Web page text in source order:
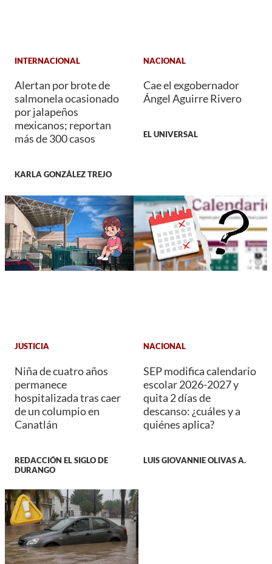
INTERNACIONAL
Alertan por brote de
salmonela ocasionado
por jalapeños
mexicanos; reportan
más de 300 casos
KARLA GONZÁLEZ TREJO
NACIONAL
Cae el exgobernador
Ángel Aguirre Rivero
EL UNIVERSAL
JUSTICIA
Niña de cuatro años
permanece
hospitalizada tras caer
de un columpio en
Canatlán
REDACCIÓN EL SIGLO DE
DURANGO
NACIONAL
SEP modifica calendario
escolar 2026-2027 y
quita 2 días de
descanso: ¿cuáles y a
quiénes aplica?
LUIS GIOVANNIE OLIVAS A.